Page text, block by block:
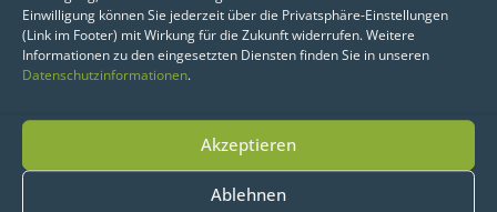
Einwilligung können Sie jederzeit über die Privatsphäre-Einstellungen
(Link im Footer) mit Wirkung für die Zukunft widerrufen. Weitere
Informationen zu den eingesetzten Diensten finden Sie in unseren
Datenschutzinformationen.
Akzeptieren
Ablehnen
konnte ein signifikanter Anstieg der
Response-Quote festgestellt werden.
Durch die Kundenaffinitätsanalyse von
häufiger mit dem richtigen Kunden
über die richtigen Themen zu sprechen.
Zielgerichtete und effektive